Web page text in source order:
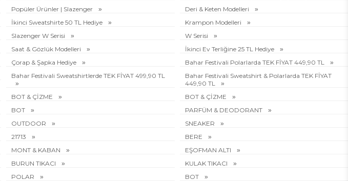
Popüler Ürünler | Slazenger
Deri & Keten Modelleri
İkinci Sweatshirte 50 TL Hediye
Krampon Modelleri
Slazenger W Serisi
W Serisi
Saat & Gözlük Modelleri
İkinci Ev Terliğine 25 TL Hediye
Çorap & Şapka Hediye
Bahar Festivali Polarlarda TEK FİYAT 449,90 TL
Bahar Festivali Sweatshirtlerde TEK FİYAT 499,90 TL
Bahar Festivali Sweatshirt & Polarlarda TEK FİYAT
449,90 TL
BOT & ÇİZME
BOT & ÇİZME
BOT
PARFÜM & DEODORANT
OUTDOOR
SNEAKER
21713
BERE
MONT & KABAN
EŞOFMAN ALTI
BURUN TIKACI
KULAK TIKACI
POLAR
BOT